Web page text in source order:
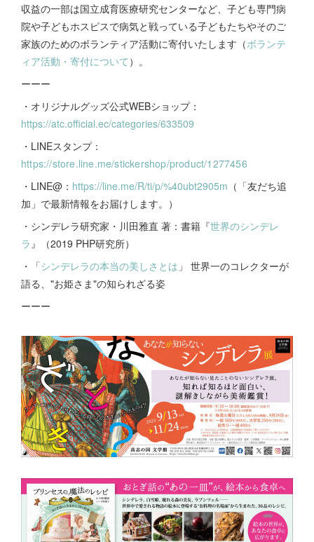
収益の一部は国立成育医療研究センターなど、子ども専門病
院や子どもホスピスで病気と戦っている子どもたちやそのご
家族のためのボランティア活動に寄付いたします（ボランテ
ィア活動・寄付について ）。
ーーー
・オリジナルグッズ公式WEBショップ：
https://atc.official.ec/categories/633509
・LINEスタンプ：
https://store.line.me/stickershop/product/1277456
・LINE@： https://line.me/R/ti/p/%40ubt2905m （「友だち追
加」で最新情報をお届けします。）
・シンデレラ研究家・川田雅直 著：書籍『世界のシンデレ
ラ 』（2019 PHP研究所）
・「シンデレラの本当の美しさとは 」 世界一のコレクターが
語る、"お姫さま"の知られざる姿
ーーー